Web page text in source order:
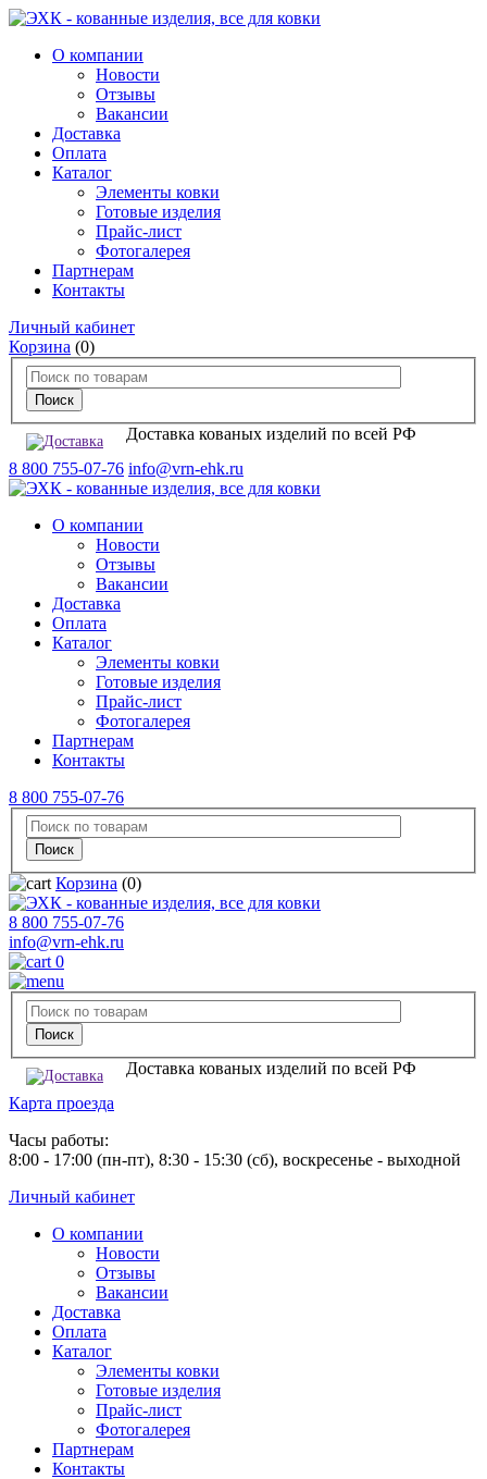
О компании
Новости
Отзывы
Вакансии
Доставка
Оплата
Каталог
Элементы ковки
Готовые изделия
Прайс-лист
Фотогалерея
Партнерам
Контакты
Личный кабинет
Корзина (0)
Доставка кованых изделий по всей РФ
8 800 755-07-76 info@vrn-ehk.ru
О компании
Новости
Отзывы
Вакансии
Доставка
Оплата
Каталог
Элементы ковки
Готовые изделия
Прайс-лист
Фотогалерея
Партнерам
Контакты
8 800 755-07-76
Корзина (0)
8 800 755-07-76
info@vrn-ehk.ru
0
Доставка кованых изделий по всей РФ
Карта проезда
Часы работы:
8:00 - 17:00 (пн-пт), 8:30 - 15:30 (сб), воскресенье - выходной
Личный кабинет
О компании
Новости
Отзывы
Вакансии
Доставка
Оплата
Каталог
Элементы ковки
Готовые изделия
Прайс-лист
Фотогалерея
Партнерам
Контакты